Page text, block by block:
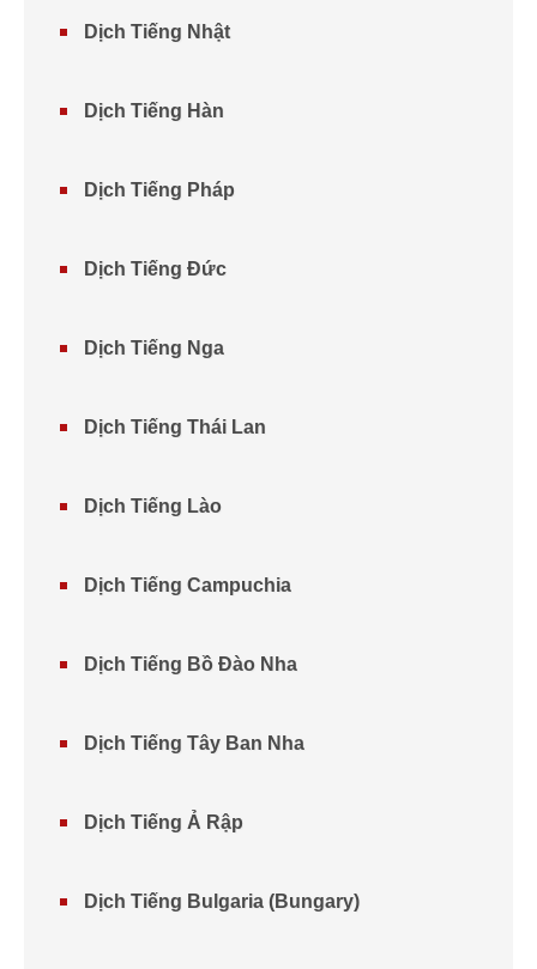
Dịch Tiếng Nhật
Dịch Tiếng Hàn
Dịch Tiếng Pháp
Dịch Tiếng Đức
Dịch Tiếng Nga
Dịch Tiếng Thái Lan
Dịch Tiếng Lào
Dịch Tiếng Campuchia
Dịch Tiếng Bồ Đào Nha
Dịch Tiếng Tây Ban Nha
Dịch Tiếng Ả Rập
Dịch Tiếng Bulgaria (Bungary)